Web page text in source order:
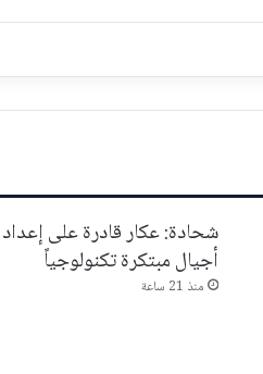
شحادة: عكار قادرة على إعداد
أجيال مبتكرة تكنولوجياً
منذ 21 ساعة